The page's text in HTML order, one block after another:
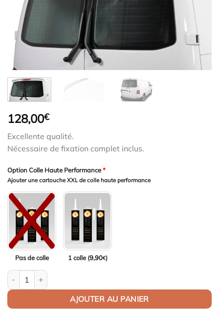
128,00€
Excellente qualité.
Nécessaire de fixation complet inclus.
Option Colle Haute Performance*
Ajouter une cartouche XXL de colle haute performance
Pas de colle 1 colle (9,90€)
quantité de Aileron / Becquet pour VW T6 2015+
AJOUTER AU PANIER